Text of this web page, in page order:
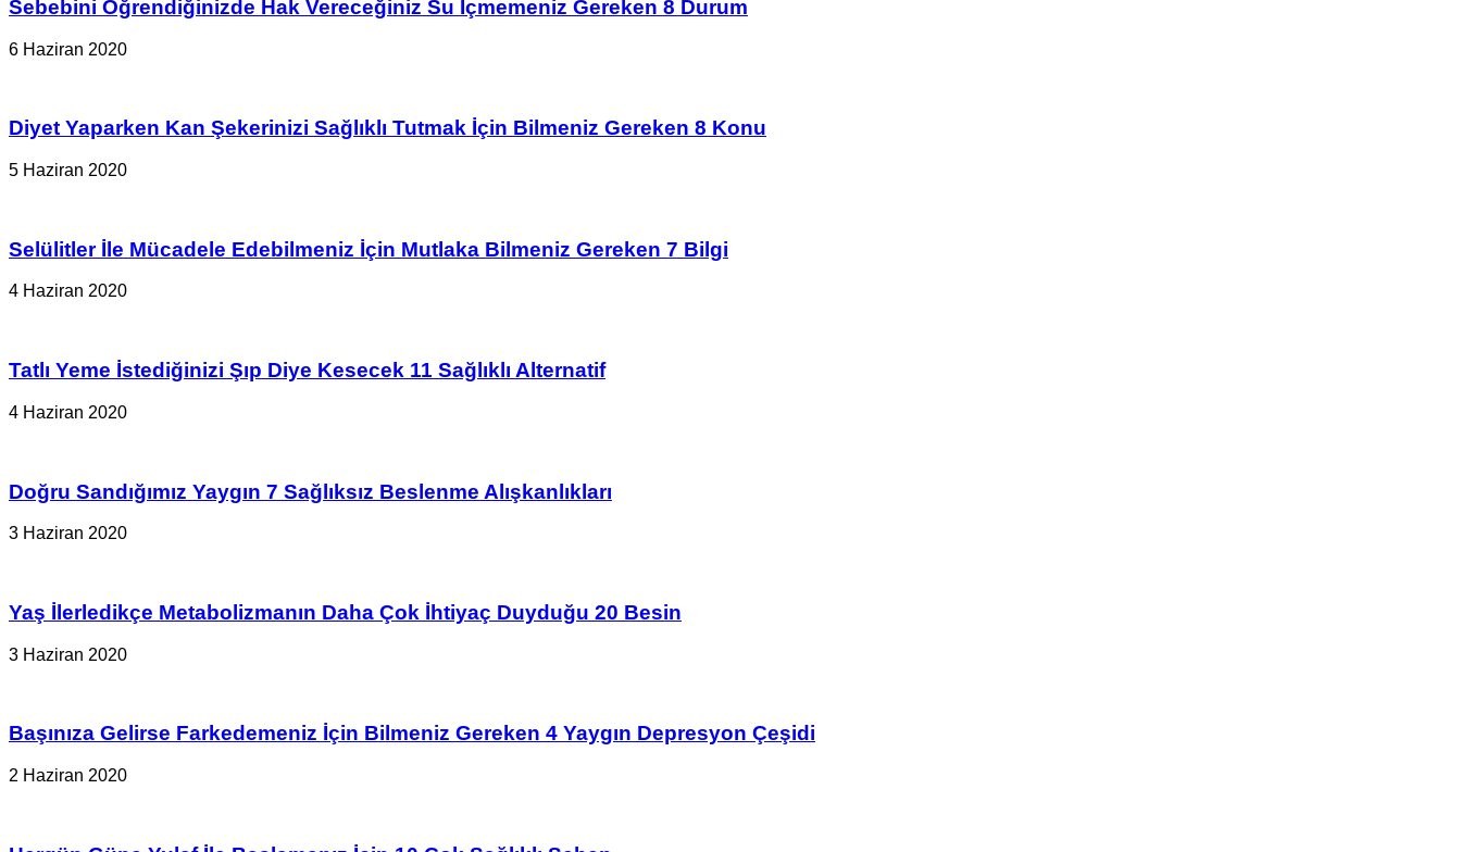
Sebebini Öğrendiğinizde Hak Vereceğiniz Su İçmemeniz Gereken 8 Durum
6 Haziran 2020
Diyet Yaparken Kan Şekerinizi Sağlıklı Tutmak İçin Bilmeniz Gereken 8 Konu
5 Haziran 2020
Selülitler İle Mücadele Edebilmeniz İçin Mutlaka Bilmeniz Gereken 7 Bilgi
4 Haziran 2020
Tatlı Yeme İstediğinizi Şıp Diye Kesecek 11 Sağlıklı Alternatif
4 Haziran 2020
Doğru Sandığımız Yaygın 7 Sağlıksız Beslenme Alışkanlıkları
3 Haziran 2020
Yaş İlerledikçe Metabolizmanın Daha Çok İhtiyaç Duyduğu 20 Besin
3 Haziran 2020
Başınıza Gelirse Farkedemeniz İçin Bilmeniz Gereken 4 Yaygın Depresyon Çeşidi
2 Haziran 2020